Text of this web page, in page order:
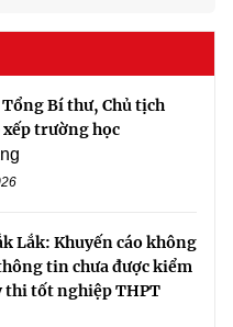
Tổng Bí thư, Chủ tịch
xếp trường học
Lắk: Khuyến cáo không
tin chưa được kiểm
thi tốt nghiệp THPT